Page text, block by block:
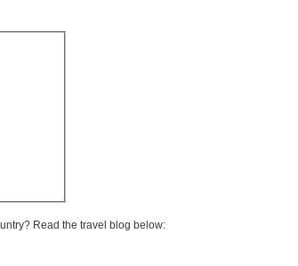
Read the travel blog below: